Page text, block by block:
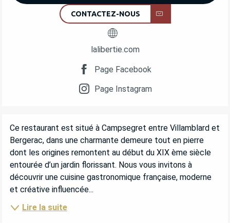
CONTACTEZ-NOUS
lalibertie.com
Page Facebook
Page Instagram
DESCRIPTION
Ce restaurant est situé à Campsegret entre Villamblard et
Bergerac, dans une charmante demeure tout en pierre
dont les origines remontent au début du XIX ème siècle
entourée d’un jardin florissant. Nous vous invitons à
découvrir une cuisine gastronomique française, moderne
et créative influencée...
Lire la suite